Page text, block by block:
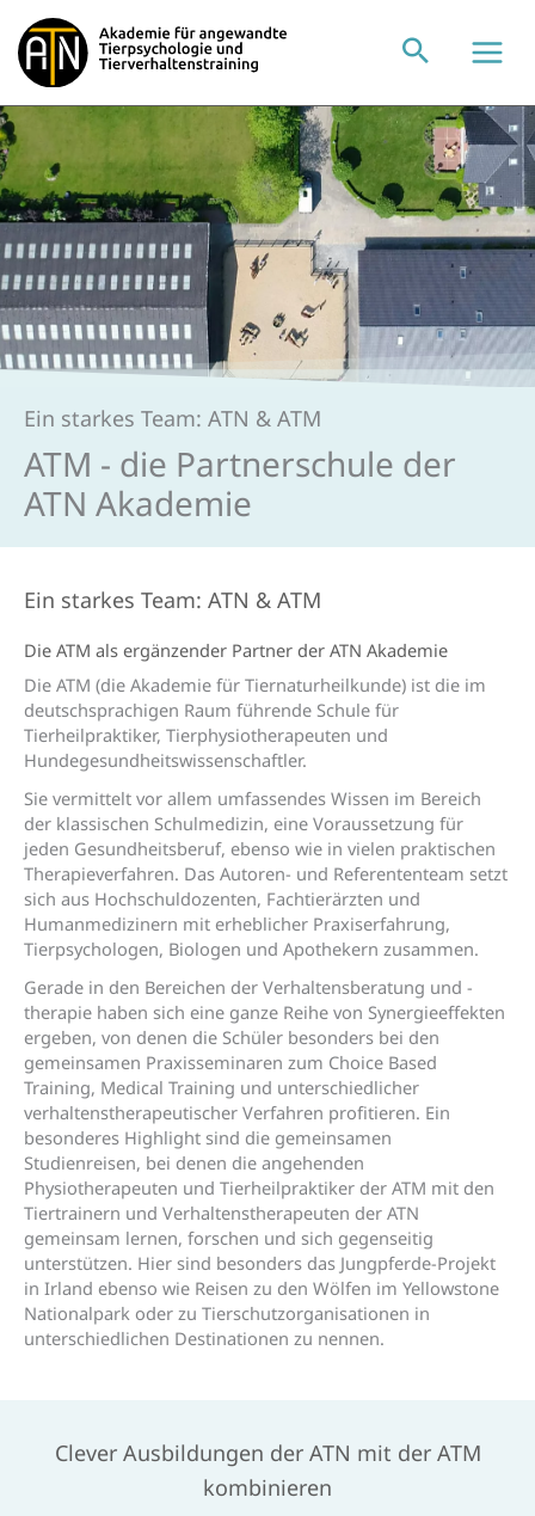
Inhalt
springen
Ein starkes Team: ATN & ATM
ATM - die Partner­schule der
ATN Akademie
Ein starkes Team: ATN & ATM
Die ATM als ergänzender Partner der ATN Akademie
Die ATM (die Akademie für Tiernaturheilkunde) ist die im
deutschsprachigen Raum führende Schule für
Tierheilpraktiker, Tierphysiotherapeuten und
Hundegesundheitswissenschaftler.
Sie vermittelt vor allem umfassendes Wissen im Bereich
der klassischen Schulmedizin, eine Voraussetzung für
jeden Gesundheitsberuf, ebenso wie in vielen praktischen
Therapieverfahren. Das Autoren- und Referententeam setzt
sich aus Hochschuldozenten, Fachtierärzten und
Humanmedizinern mit erheblicher Praxiserfahrung,
Tierpsychologen, Biologen und Apothekern zusammen.
Gerade in den Bereichen der Verhaltensberatung und -
therapie haben sich eine ganze Reihe von Synergieeffekten
ergeben, von denen die Schüler besonders bei den
gemeinsamen Praxisseminaren zum Choice Based
Training, Medical Training und unterschiedlicher
verhaltenstherapeutischer Verfahren profitieren. Ein
besonderes Highlight sind die gemeinsamen
Studienreisen, bei denen die angehenden
Physiotherapeuten und Tierheilpraktiker der ATM mit den
Tiertrainern und Verhaltenstherapeuten der ATN
gemeinsam lernen, forschen und sich gegenseitig
unterstützen. Hier sind besonders das Jungpferde-Projekt
in Irland ebenso wie Reisen zu den Wölfen im Yellowstone
Nationalpark oder zu Tierschutzorganisationen in
unterschiedlichen Destinationen zu nennen.
Clever Ausbildungen der ATN mit der ATM
kombinieren